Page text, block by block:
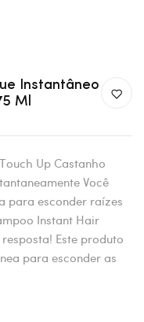
Instantâneo
Ml
Up Castanho
Você
para esconder raízes
Instant Hair
Este produto
para esconder as